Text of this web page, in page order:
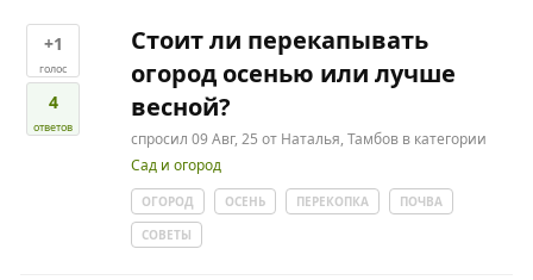
+1
голос
4
ответов
Стоит ли перекапывать
огород осенью или лучше
весной?
спросил 09 Авг, 25 от Наталья, Тамбов в категории
Сад и огород
ОГОРОД ОСЕНЬ ПЕРЕКОПКА
ПОЧВА
СОВЕТЫ